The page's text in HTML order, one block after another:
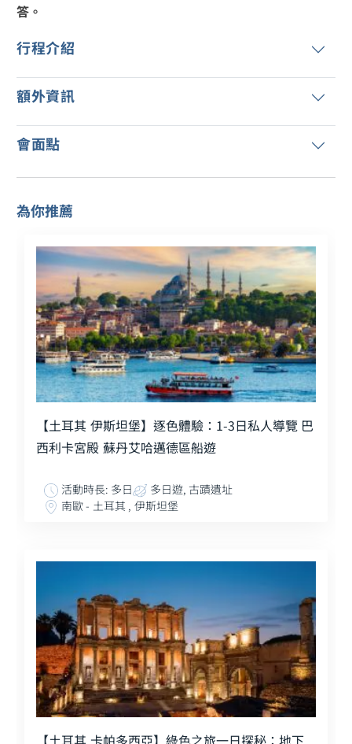
答。
行程介紹
額外資訊
會面點
為你推薦
【土耳其 伊斯坦堡】逐色體驗：1-3日私人導覽 巴
西利卡宮殿 蘇丹艾哈邁德區船遊
活動時長: 多日
多日遊, 古蹟遺址
南歐 - 土耳其 , 伊斯坦堡
【土耳其 卡帕多西亞】綠色之旅一日探秘：地下